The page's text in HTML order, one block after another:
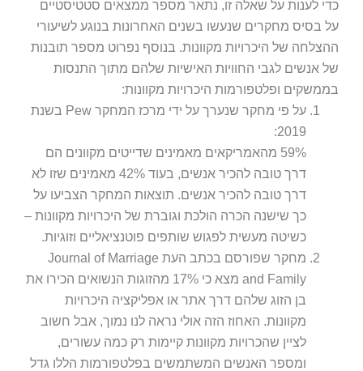
לענות על שאלה זו, נתאר מספר ממצאים סטטיסטיים
בסיס מחקרים שנעשו בשנים האחרונות בנוגע לשיעורי
של היכרויות מקוונות. בנוסף נפרוט מספר תובנות
אנשים לגבי החוויות האישיות שלהם מתוך התנסות
ופלטפורמות היכרויות מקוונות:
על פי מחקר שנערך על ידי מרכז המחקר Pew בשנת
59% מהאמריקאים מאמינים שדייטים מקוונים הם
דרך טובה להכיר אנשים, בעוד 42% מאמינים שזו לא
דרך טובה להכיר אנשים. תוצאות המחקר הצביעו על
כך שישנה הכרה הולכת וגוברת של היכרויות מקוונות –
כשיטה מעשית לפגוש שותפים פוטנציאליים וזוגיות.
מחקר שפורסם בכתב העת Journal of Marriage
and Family מצא כי 17% מהזוגות הנשואים הכירו את
בן הזוג שלהם דרך אתר או אפליקציה היכרויות
מקוונות. האחוז הזה אולי נראה לנו נמוך, אבל חשוב
לציין שהכרויות מקוונות קיימות רק כמה עשורים,
ומספר האנשים המשתמשים בפלטפורמות הללו גדל